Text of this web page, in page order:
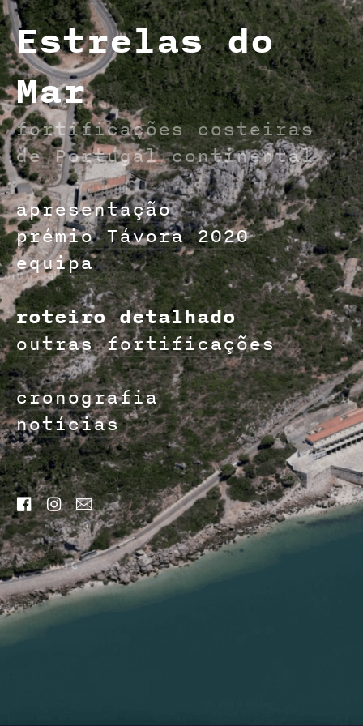
Estrelas do
Mar
fortificações costeiras
de Portugal continental
apresentação
prémio Távora 2020
equipa
roteiro detalhado
outras fortificações
cronografia
notícias
  